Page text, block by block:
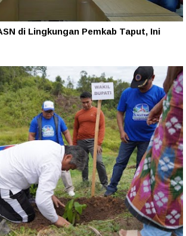
di Lingkungan Pemkab Taput, Ini